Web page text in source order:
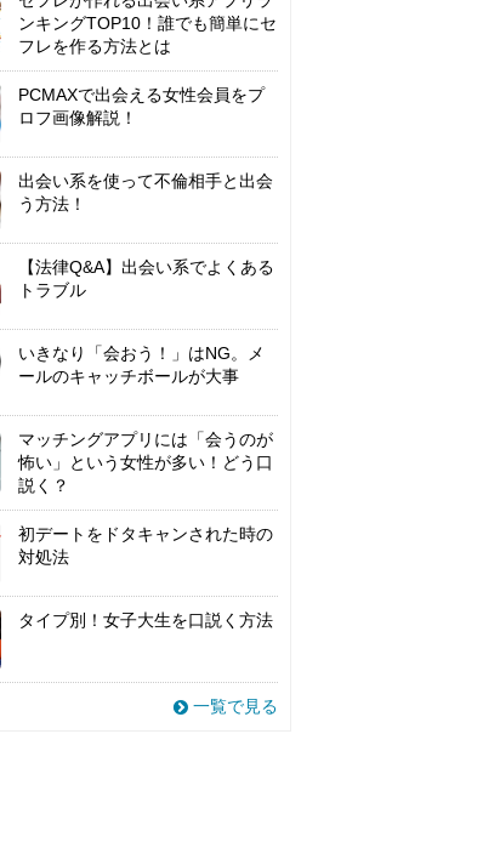
ンキングTOP10！誰でも簡単にセ
フレを作る方法とは
PCMAXで出会える女性会員をプ
ロフ画像解説！
出会い系を使って不倫相手と出会
う方法！
【法律Q&A】出会い系でよくある
トラブル
いきなり「会おう！」はNG。メ
ールのキャッチボールが大事
マッチングアプリには「会うのが
怖い」という女性が多い！どう口
説く？
初デートをドタキャンされた時の
対処法
タイプ別！女子大生を口説く方法
一覧で見る